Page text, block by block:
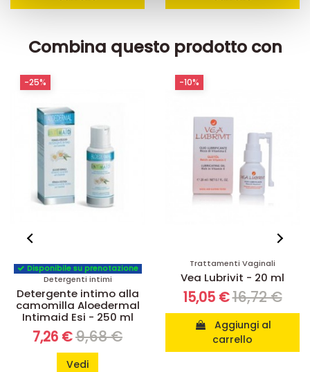
con altre informazioni che ha fornito loro o che hanno
Combina questo prodotto con
Disponibile su prenotazione
Detergenti intimi
Detergente intimo alla
camomilla Aloedermal
Intimaid Esi - 250 ml
7,26 €9,68 €
Vedi
-25%
Trattamenti Vaginali
Vea Lubrivit - 20 ml
15,05 €16,72 €
carrello
-10%